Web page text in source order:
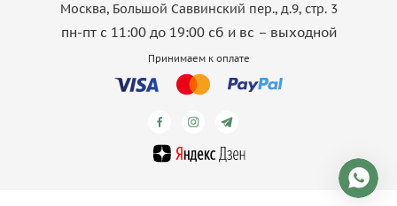
Москва, Большой Саввинский пер., д.9, стр. 3
пн-пт с 11:00 до 19:00 сб и вс – выходной
Принимаем к оплате